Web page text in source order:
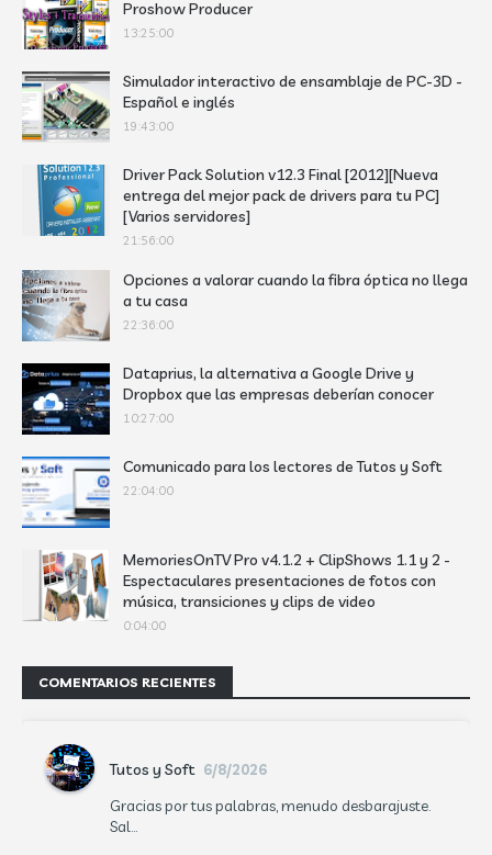
Proshow Producer
13:25:00
Simulador interactivo de ensamblaje de PC-3D -
Español e inglés
19:43:00
Driver Pack Solution v12.3 Final [2012][Nueva
entrega del mejor pack de drivers para tu PC]
[Varios servidores]
21:56:00
Opciones a valorar cuando la fibra óptica no llega
a tu casa
22:36:00
Dataprius, la alternativa a Google Drive y
Dropbox que las empresas deberían conocer
10:27:00
Comunicado para los lectores de Tutos y Soft
22:04:00
MemoriesOnTV Pro v4.1.2 + ClipShows 1.1 y 2 -
Espectaculares presentaciones de fotos con
música, transiciones y clips de video
0:04:00
COMENTARIOS RECIENTES
Tutos y Soft 6/8/2026
Gracias por tus palabras, menudo desbarajuste.
Sal...